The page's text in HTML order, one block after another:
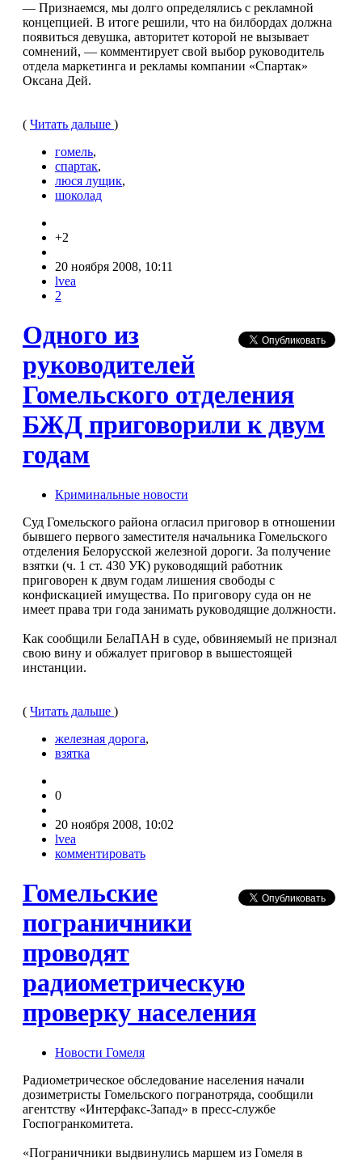
— Признаемся, мы долго определялись с рекламной
концепцией. В итоге решили, что на билбордах должна
появиться девушка, авторитет которой не вызывает
сомнений, — комментирует свой выбор руководитель
отдела маркетинга и рекламы компании «Спартак»
Оксана Дей.
( Читать дальше )
гомель,
спартак,
люся лущик,
шоколад
+2
20 ноября 2008, 10:11
lvea
2
Одного из
руководителей
Гомельского отделения
БЖД приговорили к двум
годам
Криминальные новости
Суд Гомельского района огласил приговор в отношении
бывшего первого заместителя начальника Гомельского
отделения Белорусской железной дороги. За получение
взятки (ч. 1 ст. 430 УК) руководящий работник
приговорен к двум годам лишения свободы с
конфискацией имущества. По приговору суда он не
имеет права три года занимать руководящие должности.
Как сообщили БелаПАН в суде, обвиняемый не признал
свою вину и обжалует приговор в вышестоящей
инстанции.
( Читать дальше )
железная дорога,
взятка
0
20 ноября 2008, 10:02
lvea
комментировать
Гомельские
пограничники
проводят
радиометрическую
проверку населения
Новости Гомеля
Радиометрическое обследование населения начали
дозиметристы Гомельского погранотряда, сообщили
агентству «Интерфакс-Запад» в пресс-службе
Госпогранкомитета.
«Пограничники выдвинулись маршем из Гомеля в